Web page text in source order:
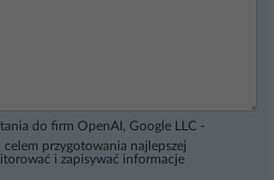
do firm OpenAI, Google LLC -
przygotowania najlepszej
i zapisywać informacje